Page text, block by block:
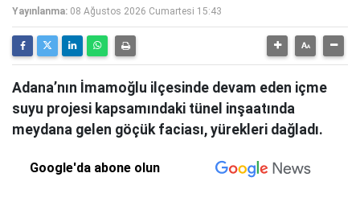
Yayınlanma: 08 Ağustos 2026 Cumartesi 15:43
Adana’nın İmamoğlu ilçesinde devam eden içme
suyu projesi kapsamındaki tünel inşaatında
meydana gelen göçük faciası, yürekleri dağladı.
Google'da abone olun